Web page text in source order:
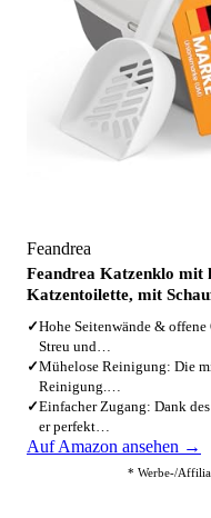
Feandrea
Feandrea Katzenklo mit
Katzentoilette, mit
✓Hohe Seitenwände &
Streu und…
✓Mühelose Reinigung: Die
Reinigung.…
✓Einfacher Zugang: Dank
er perfekt…
Auf Amazon ansehen →
* Werbe-/